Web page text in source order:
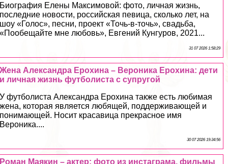
Биография Елены Максимовой: фото, личная жизнь,
последние новости, российская певица, сколько лет, на
шоу «Голос», песни, проект «Точь-в-точь», свадьба,
«Пообещайте мне любовь», Евгений Кунгуров, 2021...
31 07 2026 1:58:29
Жена Александра Ерохина – Вероника Ерохина: дети
и личная жизнь футболиста с супругой
У футболиста Александра Ерохина также есть любимая
жена, которая является любящей, поддерживающей и
понимающей. Носит красавица прекрасное имя
Вероника....
30 07 2026 19:34:56
Роман Маякин – актер: фото из инстаграма, фильмы